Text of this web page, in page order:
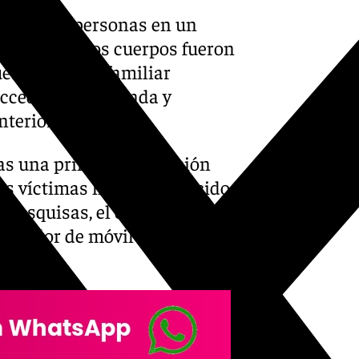
de dos personas en un
Sevilla. Los cuerpos fueron
de que un familiar
a la vivienda y
una primera inspección
víctimas habrían fallecido
el origen del
de móvil que